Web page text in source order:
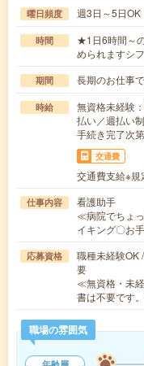
曜日頻度 週3日～5日
時間
★1日6時間～
められますシ
期間 長期のお仕事
時給
無資格未経験
払い／週払い
手続き完了次
交通費
交通費支給※規
仕事内容
看護助手
≪病院でちょ
イキング〇お
応募資格
職種未経験OK
要
≪無資格・未
書は不要です
職場の雰囲気